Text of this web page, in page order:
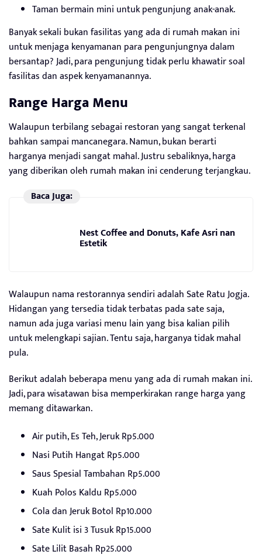
Taman bermain mini untuk pengunjung anak-anak.
Banyak sekali bukan fasilitas yang ada di rumah makan ini
untuk menjaga kenyamanan para pengunjungnya dalam
bersantap? Jadi, para pengunjung tidak perlu khawatir soal
fasilitas dan aspek kenyamanannya.
Range Harga Menu
Walaupun terbilang sebagai restoran yang sangat terkenal
bahkan sampai mancanegara. Namun, bukan berarti
harganya menjadi sangat mahal. Justru sebaliknya, harga
yang diberikan oleh rumah makan ini cenderung terjangkau.
Baca Juga:
Nest Coffee and Donuts, Kafe Asri nan
Estetik
Walaupun nama restorannya sendiri adalah Sate Ratu Jogja.
Hidangan yang tersedia tidak terbatas pada sate saja,
namun ada juga variasi menu lain yang bisa kalian pilih
untuk melengkapi sajian. Tentu saja, harganya tidak mahal
pula.
Berikut adalah beberapa menu yang ada di rumah makan ini.
Jadi, para wisatawan bisa memperkirakan range harga yang
memang ditawarkan.
Air putih, Es Teh, Jeruk Rp5.000
Nasi Putih Hangat Rp5.000
Saus Spesial Tambahan Rp5.000
Kuah Polos Kaldu Rp5.000
Cola dan Jeruk Botol Rp10.000
Sate Kulit isi 3 Tusuk Rp15.000
Sate Lilit Basah Rp25.000